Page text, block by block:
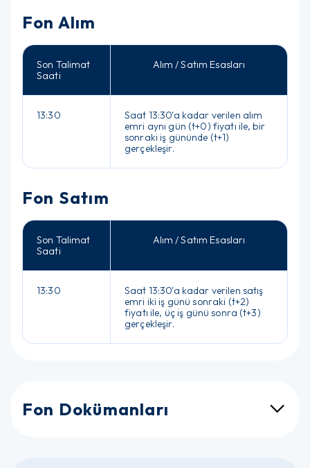
Fon Alım
Son Talimat
Saati
Alım / Satım Esasları
13:30
Saat 13:30'a kadar verilen alım
emri aynı gün (t+0) fiyatı ile, bir
sonraki iş gününde (t+1)
gerçekleşir.
Fon Satım
Son Talimat
Saati
Alım / Satım Esasları
13:30
Saat 13:30'a kadar verilen satış
emri iki iş günü sonraki (t+2)
fiyatı ile, üç iş günü sonra (t+3)
gerçekleşir.
Fon Dokümanları